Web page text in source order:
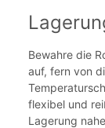
Bewahre die
auf, fern von
flexibel und
Lagerung